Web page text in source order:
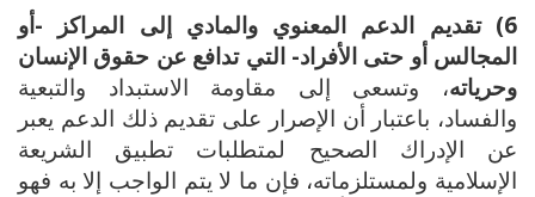
6) تقديم الدعم المعنوي والمادي إلى المراكز -أو
المجالس أو حتى الأفراد- التي تدافع عن حقوق الإنسان
وحرياته، وتسعى إلى مقاومة الاستبداد والتبعية
والفساد، باعتبار أن الإصرار على تقديم ذلك الدعم يعبر
عن الإدراك الصحيح لمتطلبات تطبيق الشريعة
الإسلامية ولمستلزماته، فإن ما لا يتم الواجب إلا به فهو